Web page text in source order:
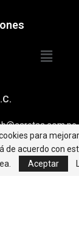
para
de acuerdo con
Aceptar